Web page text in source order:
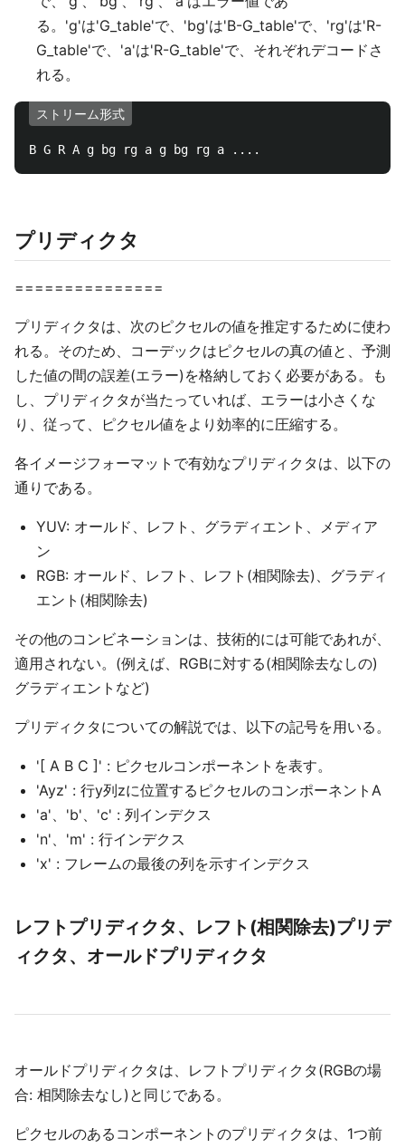
る。'g'は'G_table'で、'bg'は'B-G_table'で、'rg'は'R-
G_table'で、'a'は'R-G_table'で、それぞれデコードさ
れる。
ストリーム形式
プリディクタ
===============
プリディクタは、次のピクセルの値を推定するために使わ
れる。そのため、コーデックはピクセルの真の値と、予測
した値の間の誤差(エラー)を格納しておく必要がある。も
し、プリディクタが当たっていれば、エラーは小さくな
り、従って、ピクセル値をより効率的に圧縮する。
各イメージフォーマットで有効なプリディクタは、以下の
通りである。
YUV: オールド、レフト、グラディエント、メディア
ン
RGB: オールド、レフト、レフト(相関除去)、グラディ
エント(相関除去)
その他のコンビネーションは、技術的には可能であれが、
適用されない。(例えば、RGBに対する(相関除去なしの)
グラディエントなど)
プリディクタについての解説では、以下の記号を用いる。
'[ A B C ]' : ピクセルコンポーネントを表す。
'Ayz' : 行y列zに位置するピクセルのコンポーネントA
'a'、'b'、'c' : 列インデクス
'n'、'm' : 行インデクス
'x' : フレームの最後の列を示すインデクス
レフトプリディクタ、レフト(相関除去)プリデ
ィクタ、オールドプリディクタ
オールドプリディクタは、レフトプリディクタ(RGBの場
合: 相関除去なし)と同じである。
ピクセルのあるコンポーネントのプリディクタは、1つ前